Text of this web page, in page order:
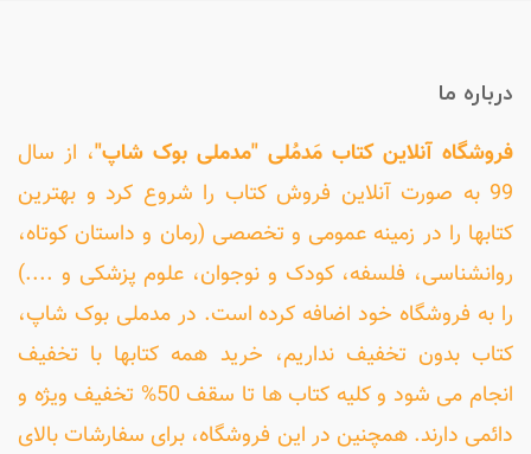
درباره ما
فروشگاه آنلاین کتاب مَدمُلی "مدملی بوک شاپ"، از سال
99 به صورت آنلاین فروش کتاب را شروع کرد و بهترین
کتابها را در زمینه عمومی و تخصصی (رمان و داستان کوتاه،
روانشناسی، فلسفه، کودک و نوجوان، علوم پزشکی و ....)
را به فروشگاه خود اضافه کرده است. در مدملی بوک شاپ،
کتاب بدون تخفیف نداریم، خرید همه کتابها با تخفیف
انجام می شود و کلیه کتاب ها تا سقف 50% تخفیف ویژه و
دائمی دارند. همچنین در این فروشگاه، برای سفارشات بالای